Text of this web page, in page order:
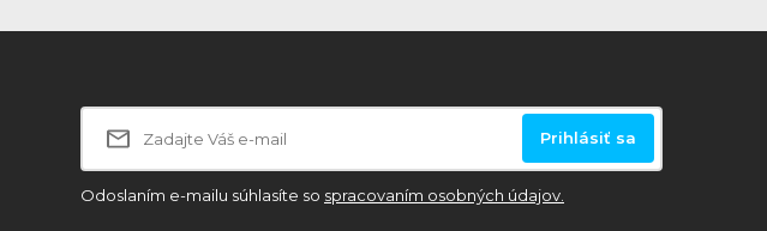
Prihlásiť sa
Odoslaním e-mailu súhlasíte so spracovaním osobných údajov.